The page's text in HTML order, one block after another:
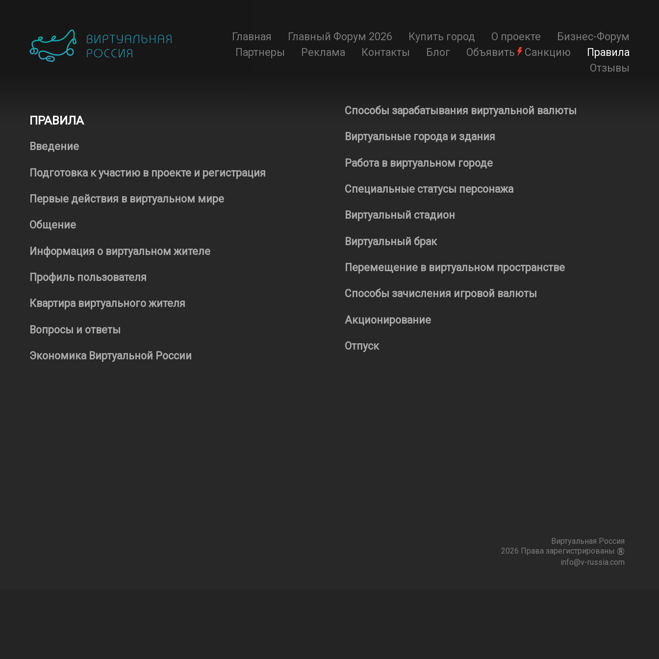
Главная Главный Форум 2026 Купить город О проекте
Бизнес-Форум
Партнеры
Реклама Контакты Блог Объявить Санкцию
Правила
Отзывы
ПРАВИЛА
Введение
Подготовка к участию в проекте и регистрация
Первые действия в виртуальном мире
Общение
Информация о виртуальном жителе
Профиль пользователя
Квартира виртуального жителя
Вопросы и ответы
Экономика Виртуальной России
Способы зарабатывания виртуальной валюты
Виртуальные города и здания
Работа в виртуальном городе
Специальные статусы персонажа
Виртуальный стадион
Виртуальный брак
Перемещение в виртуальном пространстве
Способы зачисления игровой валюты
Акционирование
Отпуск
Виртуальная Россия
2026 Права зарегистрированы ®
info@v-russia.com